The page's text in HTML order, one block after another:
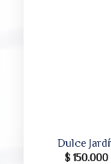
Dulce
$ 150.000